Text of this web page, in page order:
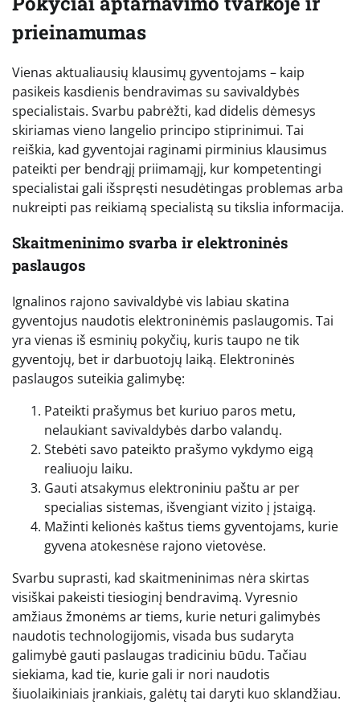
prieinamumas
Vienas aktualiausių klausimų gyventojams – kaip
pasikeis kasdienis bendravimas su savivaldybės
specialistais. Svarbu pabrėžti, kad didelis dėmesys
skiriamas vieno langelio principo stiprinimui. Tai
reiškia, kad gyventojai raginami pirminius klausimus
pateikti per bendrąjį priimamąjį, kur kompetentingi
specialistai gali išspręsti nesudėtingas problemas arba
nukreipti pas reikiamą specialistą su tikslia informacija.
Skaitmeninimo svarba ir elektroninės
paslaugos
Ignalinos rajono savivaldybė vis labiau skatina
gyventojus naudotis elektroninėmis paslaugomis. Tai
yra vienas iš esminių pokyčių, kuris taupo ne tik
gyventojų, bet ir darbuotojų laiką. Elektroninės
paslaugos suteikia galimybę:
Pateikti prašymus bet kuriuo paros metu,
nelaukiant savivaldybės darbo valandų.
Stebėti savo pateikto prašymo vykdymo eigą
realiuoju laiku.
Gauti atsakymus elektroniniu paštu ar per
specialias sistemas, išvengiant vizito į įstaigą.
Mažinti kelionės kaštus tiems gyventojams, kurie
gyvena atokesnėse rajono vietovėse.
Svarbu suprasti, kad skaitmeninimas nėra skirtas
visiškai pakeisti tiesioginį bendravimą. Vyresnio
amžiaus žmonėms ar tiems, kurie neturi galimybės
naudotis technologijomis, visada bus sudaryta
galimybė gauti paslaugas tradiciniu būdu. Tačiau
siekiama, kad tie, kurie gali ir nori naudotis
šiuolaikiniais įrankiais, galėtų tai daryti kuo sklandžiau.